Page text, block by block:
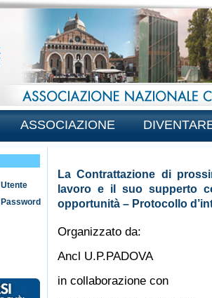
ASSOCIAZIONE
Utente
Password
La Contrattazione di
lavoro e il suo supperto
opportunità – Protocollo
Organizzato da:
Ancl U.P.PADOVA
in collaborazione con